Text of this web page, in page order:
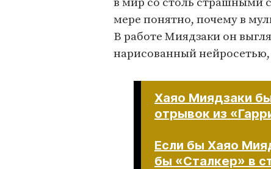
мере понятно, почему в
В работе Миядзаки он
нарисованный нейросетью,
Хаяо Миядзаки
отрывок из
Если бы Хаяо
бы «Сталкер» в